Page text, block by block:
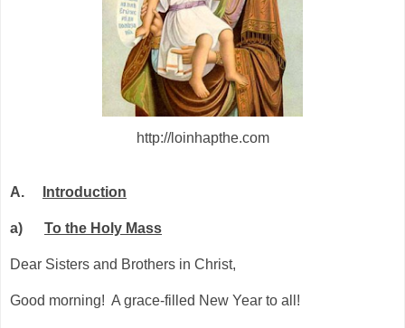
http://loinhapthe.com
A. Introduction
a) To the Holy Mass
Dear Sisters and Brothers in Christ,
Good morning! A grace-filled New Year to all!